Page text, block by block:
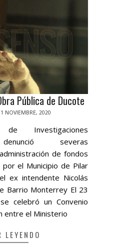
Pública de Ducote
NOVIEMBRE, 2020
Investigaciones
severas
de fondos
el Municipio de Pilar
ex intendente Nicolás
Barrio Monterrey El 23
celebró un Convenio
entre el Ministerio
LEYENDO